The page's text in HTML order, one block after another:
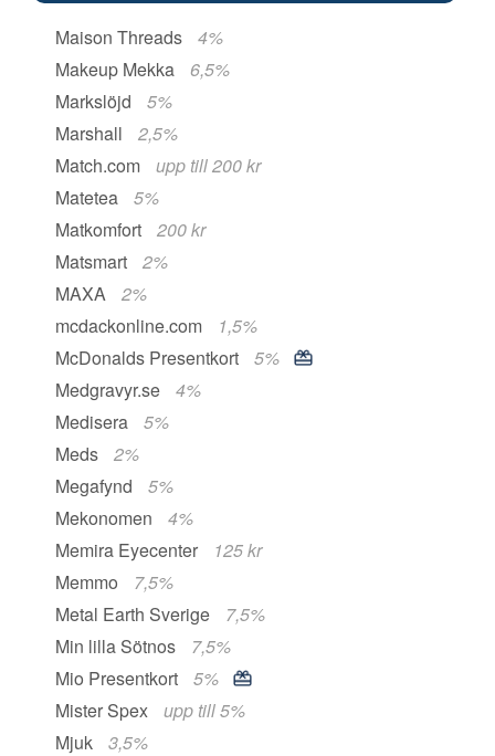
Maison Threads
4%
Makeup Mekka
6,5%
Markslöjd
5%
Marshall
2,5%
Match.com
upp till 200 kr
Matetea
5%
Matkomfort
200 kr
Matsmart
2%
MAXA
2%
mcdackonline.com
1,5%
McDonalds Presentkort
5%
Medgravyr.se
4%
Medisera
5%
Meds
2%
Megafynd
5%
Mekonomen
4%
Memira Eyecenter
125 kr
Memmo
7,5%
Metal Earth Sverige
7,5%
Min lilla Sötnos
7,5%
Mio Presentkort
5%
Mister Spex
upp till 5%
Mjuk
3,5%